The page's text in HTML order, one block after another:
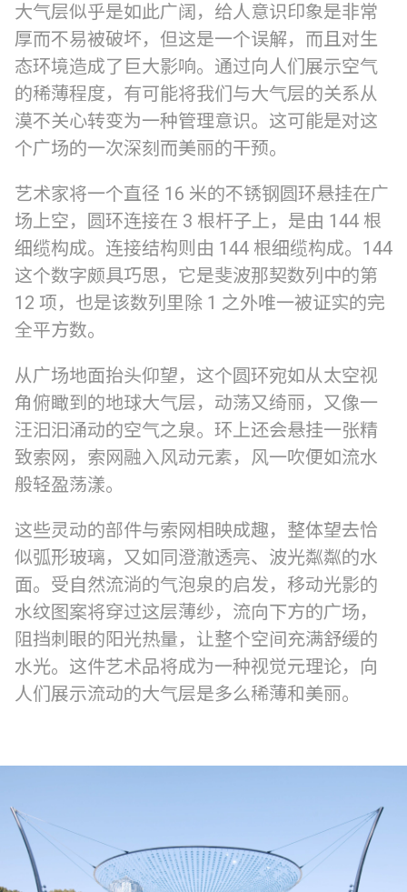
大气层似乎是如此广阔，给人意识印象是非常
厚而不易被破坏，但这是一个误解，而且对生
态环境造成了巨大影响。通过向人们展示空气
的稀薄程度，有可能将我们与大气层的关系从
漠不关心转变为一种管理意识。这可能是对这
个广场的一次深刻而美丽的干预。
艺术家将一个直径 16 米的不锈钢圆环悬挂在广
场上空，圆环连接在 3 根杆子上，是由 144 根
细缆构成。连接结构则由 144 根细缆构成。144
这个数字颇具巧思，它是斐波那契数列中的第
12 项，也是该数列里除 1 之外唯一被证实的完
全平方数。
从广场地面抬头仰望，这个圆环宛如从太空视
角俯瞰到的地球大气层，动荡又绮丽，又像一
汪汩汩涌动的空气之泉。环上还会悬挂一张精
致索网，索网融入风动元素，风一吹便如流水
般轻盈荡漾。
这些灵动的部件与索网相映成趣，整体望去恰
似弧形玻璃，又如同澄澈透亮、波光粼粼的水
面。受自然流淌的气泡泉的启发，移动光影的
水纹图案将穿过这层薄纱，流向下方的广场，
阻挡刺眼的阳光热量，让整个空间充满舒缓的
水光。这件艺术品将成为一种视觉元理论，向
人们展示流动的大气层是多么稀薄和美丽。